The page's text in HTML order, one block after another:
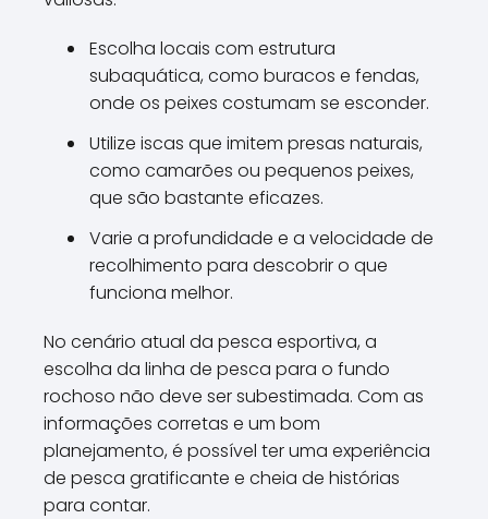
Escolha locais com estrutura
subaquática, como buracos e fendas,
onde os peixes costumam se esconder.
Utilize iscas que imitem presas naturais,
como camarões ou pequenos peixes,
que são bastante eficazes.
Varie a profundidade e a velocidade de
recolhimento para descobrir o que
funciona melhor.
No cenário atual da pesca esportiva, a
escolha da linha de pesca para o fundo
rochoso não deve ser subestimada. Com as
informações corretas e um bom
planejamento, é possível ter uma experiência
de pesca gratificante e cheia de histórias
para contar.